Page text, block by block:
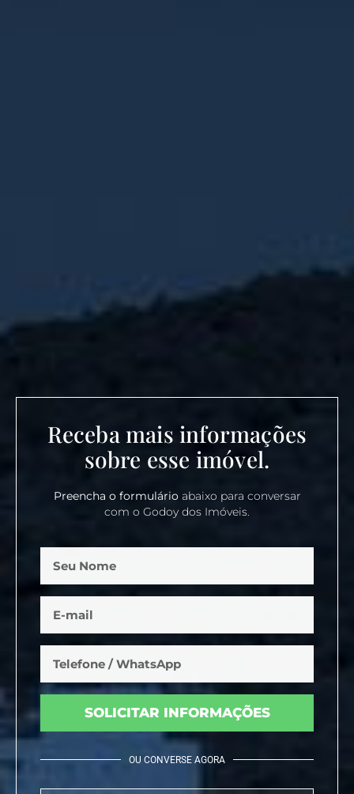
Receba mais informações
sobre esse imóvel.
Preencha o formulárioabaixo para conversar
com o Godoy dos Imóveis.
SOLICITAR INFORMAÇÕES
OU CONVERSE AGORA